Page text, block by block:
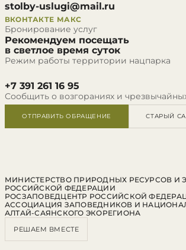
stolby-uslugi@mail.ru
ВКОНТАКТЕ МАКС
Бронирование услуг
Рекомендуем посещать
в светлое время суток
Режим работы территории нацпарка
+7 391 261 16 95
Сообщить о возгораниях и
ОТПРАВИТЬ ОБРАЩЕНИЕ СТАРЫЙ
МИНИСТЕРСТВО ПРИРОДНЫХ РЕСУРСОВ И
РОССИЙСКОЙ ФЕДЕРАЦИИ
РОСЗАПОВЕДЦЕНТР РОССИЙСКОЙ
АССОЦИАЦИЯ ЗАПОВЕДНИКОВ И
АЛТАЙ-САЯНСКОГО ЭКОРЕГИОНА
РЕШАЕМ ВМЕСТЕ